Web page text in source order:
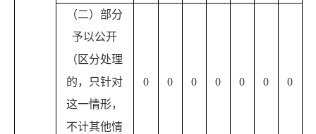
（二）部分
予以公开
（区分处理
的，只针对
这一情形，
不计其他情
0 0 0 0 0 0 0